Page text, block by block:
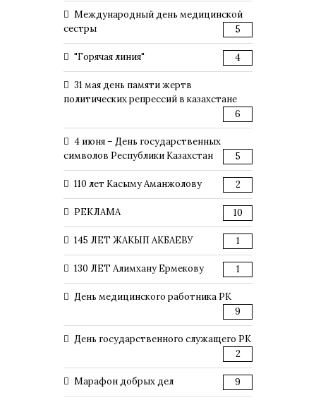
Международный день медицинской
сестры
5
"Горячая линия" 4
31 мая день памяти жертв
политических репрессий в казахстане
6
4 июня – День государственных
символов Республики Казахстан
5
110 лет Касыму Аманжолову 2
РЕКЛАМА 10
145 ЛЕТ ЖАКЫП АКБАЕВУ 1
130 ЛЕТ Алимхану Ермекову 1
День медицинского работника РК
9
День государственного служащего РК
2
Марафон добрых дел 9